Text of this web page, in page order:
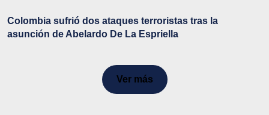
Colombia sufrió dos ataques terroristas tras la
asunción de Abelardo De La Espriella
Ver más